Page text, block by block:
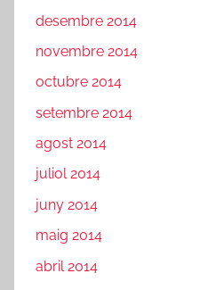
desembre 2014
novembre 2014
octubre 2014
setembre 2014
agost 2014
juliol 2014
juny 2014
maig 2014
abril 2014